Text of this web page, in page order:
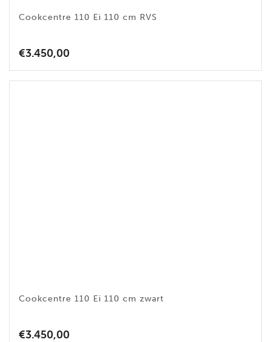
Cookcentre 110 Ei 110 cm RVS
€3.450,00
Cookcentre 110 Ei 110 cm zwart
€3.450,00